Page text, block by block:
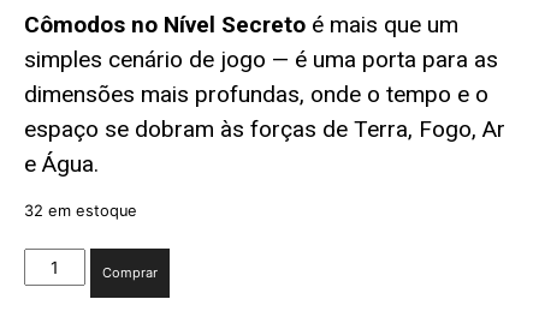
Cômodos no Nível Secreto é mais que um
simples cenário de jogo — é uma porta para as
dimensões mais profundas, onde o tempo e o
espaço se dobram às forças de Terra, Fogo, Ar
e Água.
32 em estoque
TABULEIRO
Cômodos
Comprar